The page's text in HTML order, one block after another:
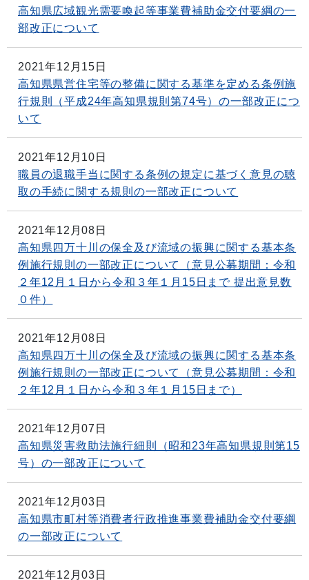
高知県広域観光需要喚起等事業費補助金交付要綱の一
部改正について
2021年12月15日
高知県県営住宅等の整備に関する基準を定める条例施
行規則（平成24年高知県規則第74号）の一部改正につ
いて
2021年12月10日
職員の退職手当に関する条例の規定に基づく意見の聴
取の手続に関する規則の一部改正について
2021年12月08日
高知県四万十川の保全及び流域の振興に関する基本条
例施行規則の一部改正について（意見公募期間：令和
２年12月１日から令和３年１月15日まで 提出意見数
０件）
2021年12月08日
高知県四万十川の保全及び流域の振興に関する基本条
例施行規則の一部改正について（意見公募期間：令和
２年12月１日から令和３年１月15日まで）
2021年12月07日
高知県災害救助法施行細則（昭和23年高知県規則第15
号）の一部改正について
2021年12月03日
高知県市町村等消費者行政推進事業費補助金交付要綱
の一部改正について
2021年12月03日